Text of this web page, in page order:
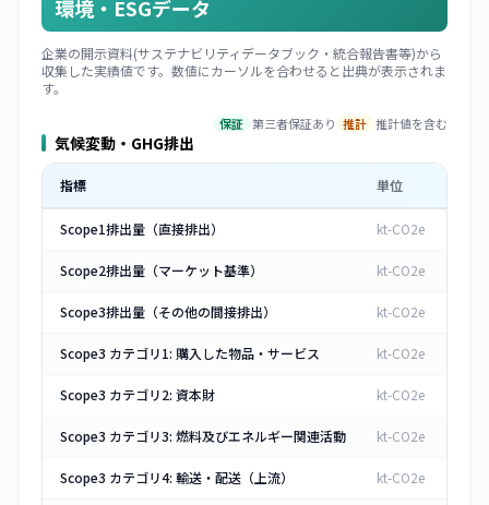
環境・ESGデータ
企業の開示資料(サステナビリティデータブック・統合報告書等)から
収集した実績値です。数値にカーソルを合わせると出典が表示されま
す。
保証 第三者保証あり 推計 推計値を含む
気候変動・GHG排出
指標 単位
Scope1排出量（直接排出） kt-CO2e
Scope2排出量（マーケット基準） kt-CO2e
Scope3排出量（その他の間接排出） kt-CO2e
Scope3 カテゴリ1: 購入した物品・サービス kt-CO2e
Scope3 カテゴリ2: 資本財 kt-CO2e
Scope3 カテゴリ3: 燃料及びエネルギー関連活動 kt-CO2e
Scope3 カテゴリ4: 輸送・配送（上流） kt-CO2e